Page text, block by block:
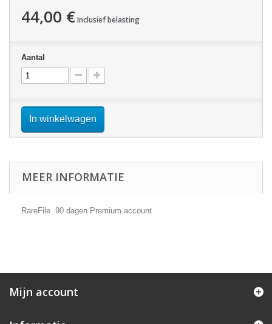
44,00 €Inclusief belasting
Aantal
In winkelwagen
MEER INFORMATIE
RareFile 90 dagen Premium account
Mijn account